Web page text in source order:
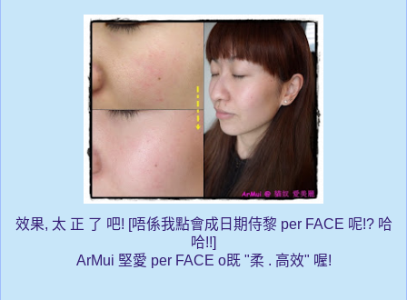
效果, 太 正 了 吧! [唔係我點會成日期侍黎 per FACE 呢!? 哈
哈!!]
ArMui 堅愛 per FACE o既 "柔 . 高效" 喔!